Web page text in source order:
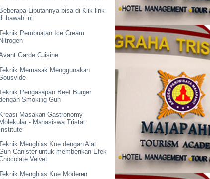
Beberapa Liputannya bisa di Klik link
bawah ini.
Pembuatan Ice Cream
Nitrogen
Garde Cuisine
Memasak Menggunakan
Pengasapan Beef Burger
Smoking Gun
Kreasi Masakan Gastronomy
Molekular - Mahasiswa Tristar
Institute
Menghias Kue dengan Alat
Canister untuk memberikan Efek
Velvet
Menghias Kue Moderen